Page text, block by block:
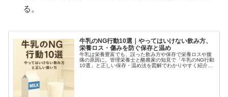
る。
牛乳のNG行動10選｜やってはいけない飲み方、
栄養ロス・傷みを防ぐ保存と温め
牛乳は栄養豊富でも、誤った飲み方や保存で栄養ロスや腹
痛の原因に。管理栄養士と酪農家の知見で「牛乳のNG行動
10選」と正しい保存・温め法を図解でわかりやすく紹介し